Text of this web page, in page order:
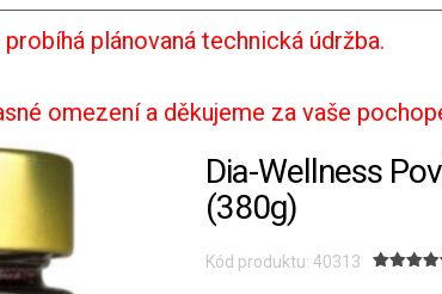
plánovaná technická údržba.
omezení a děkujeme za vaše
Dia-Wellness
(380g)
Kód produktu: 40313